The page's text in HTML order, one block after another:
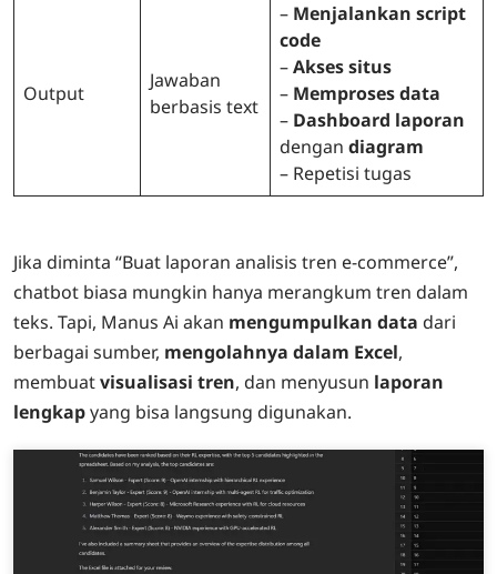
Output
Jawaban
berbasis text
– Menjalankan script
code
–Akses situs
– Memproses data
– Dashboard laporan
dengan diagram
– Repetisi tugas
Jika diminta “Buat laporan analisis tren e-commerce”,
chatbot biasa mungkin hanya merangkum tren dalam
teks. Tapi, Manus Ai akan mengumpulkan data dari
berbagai sumber, mengolahnya dalam Excel,
membuatvisualisasi tren, dan menyusun laporan
lengkapyang bisa langsung digunakan.